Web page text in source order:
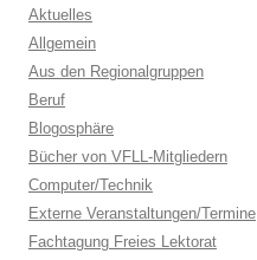
Aktuelles
Allgemein
Aus den Regionalgruppen
Beruf
Blogosphäre
Bücher von VFLL-Mitgliedern
Computer/Technik
Externe Veranstaltungen/Termine
Fachtagung Freies Lektorat